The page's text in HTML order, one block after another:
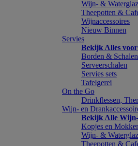
Wijn- &
Theepotten &
Wijnaccessoires
Nieuw Binnen
Servies
Bekijk Alles
Borden & Schalen
Serveerschalen
Servies sets
Tafelgerei
On the Go
Drinkflessen,
Wijn- en
Bekijk Alle Wijn-
Kopjes en
Wijn- &
Theepotten &